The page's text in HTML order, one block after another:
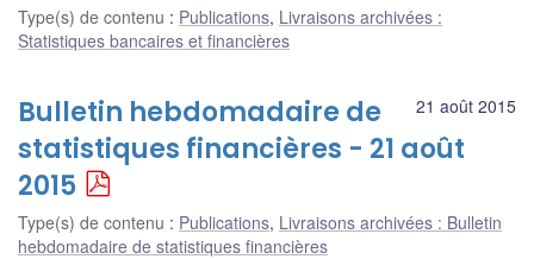
Type(s) de contenu : Publications, Livraisons archivées :
Statistiques bancaires et financières
21 août 2015
Bulletin hebdomadaire de
statistiques financières - 21 août
2015
Type(s) de contenu : Publications, Livraisons archivées : Bulletin
hebdomadaire de statistiques financières